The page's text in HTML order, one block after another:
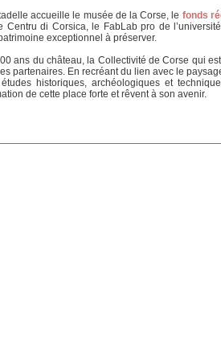
accueille le musée de la Corse, le fonds
Centru di Corsica, le FabLab pro de
exceptionnel à préserver.
ans du château, la Collectivité de Corse qui
partenaires. En recréant du lien avec le
historiques, archéologiques et
de cette place forte et rêvent à son avenir.